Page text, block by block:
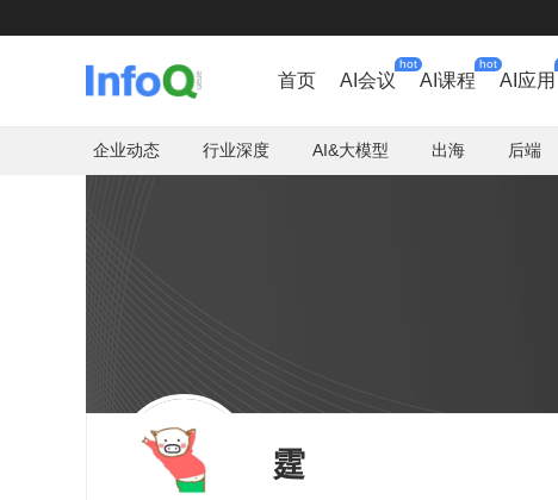
首页 AI会议
hot
AI课程
hot
AI应用
企业动态 行业深度 AI&大模型 出海 后端
霆